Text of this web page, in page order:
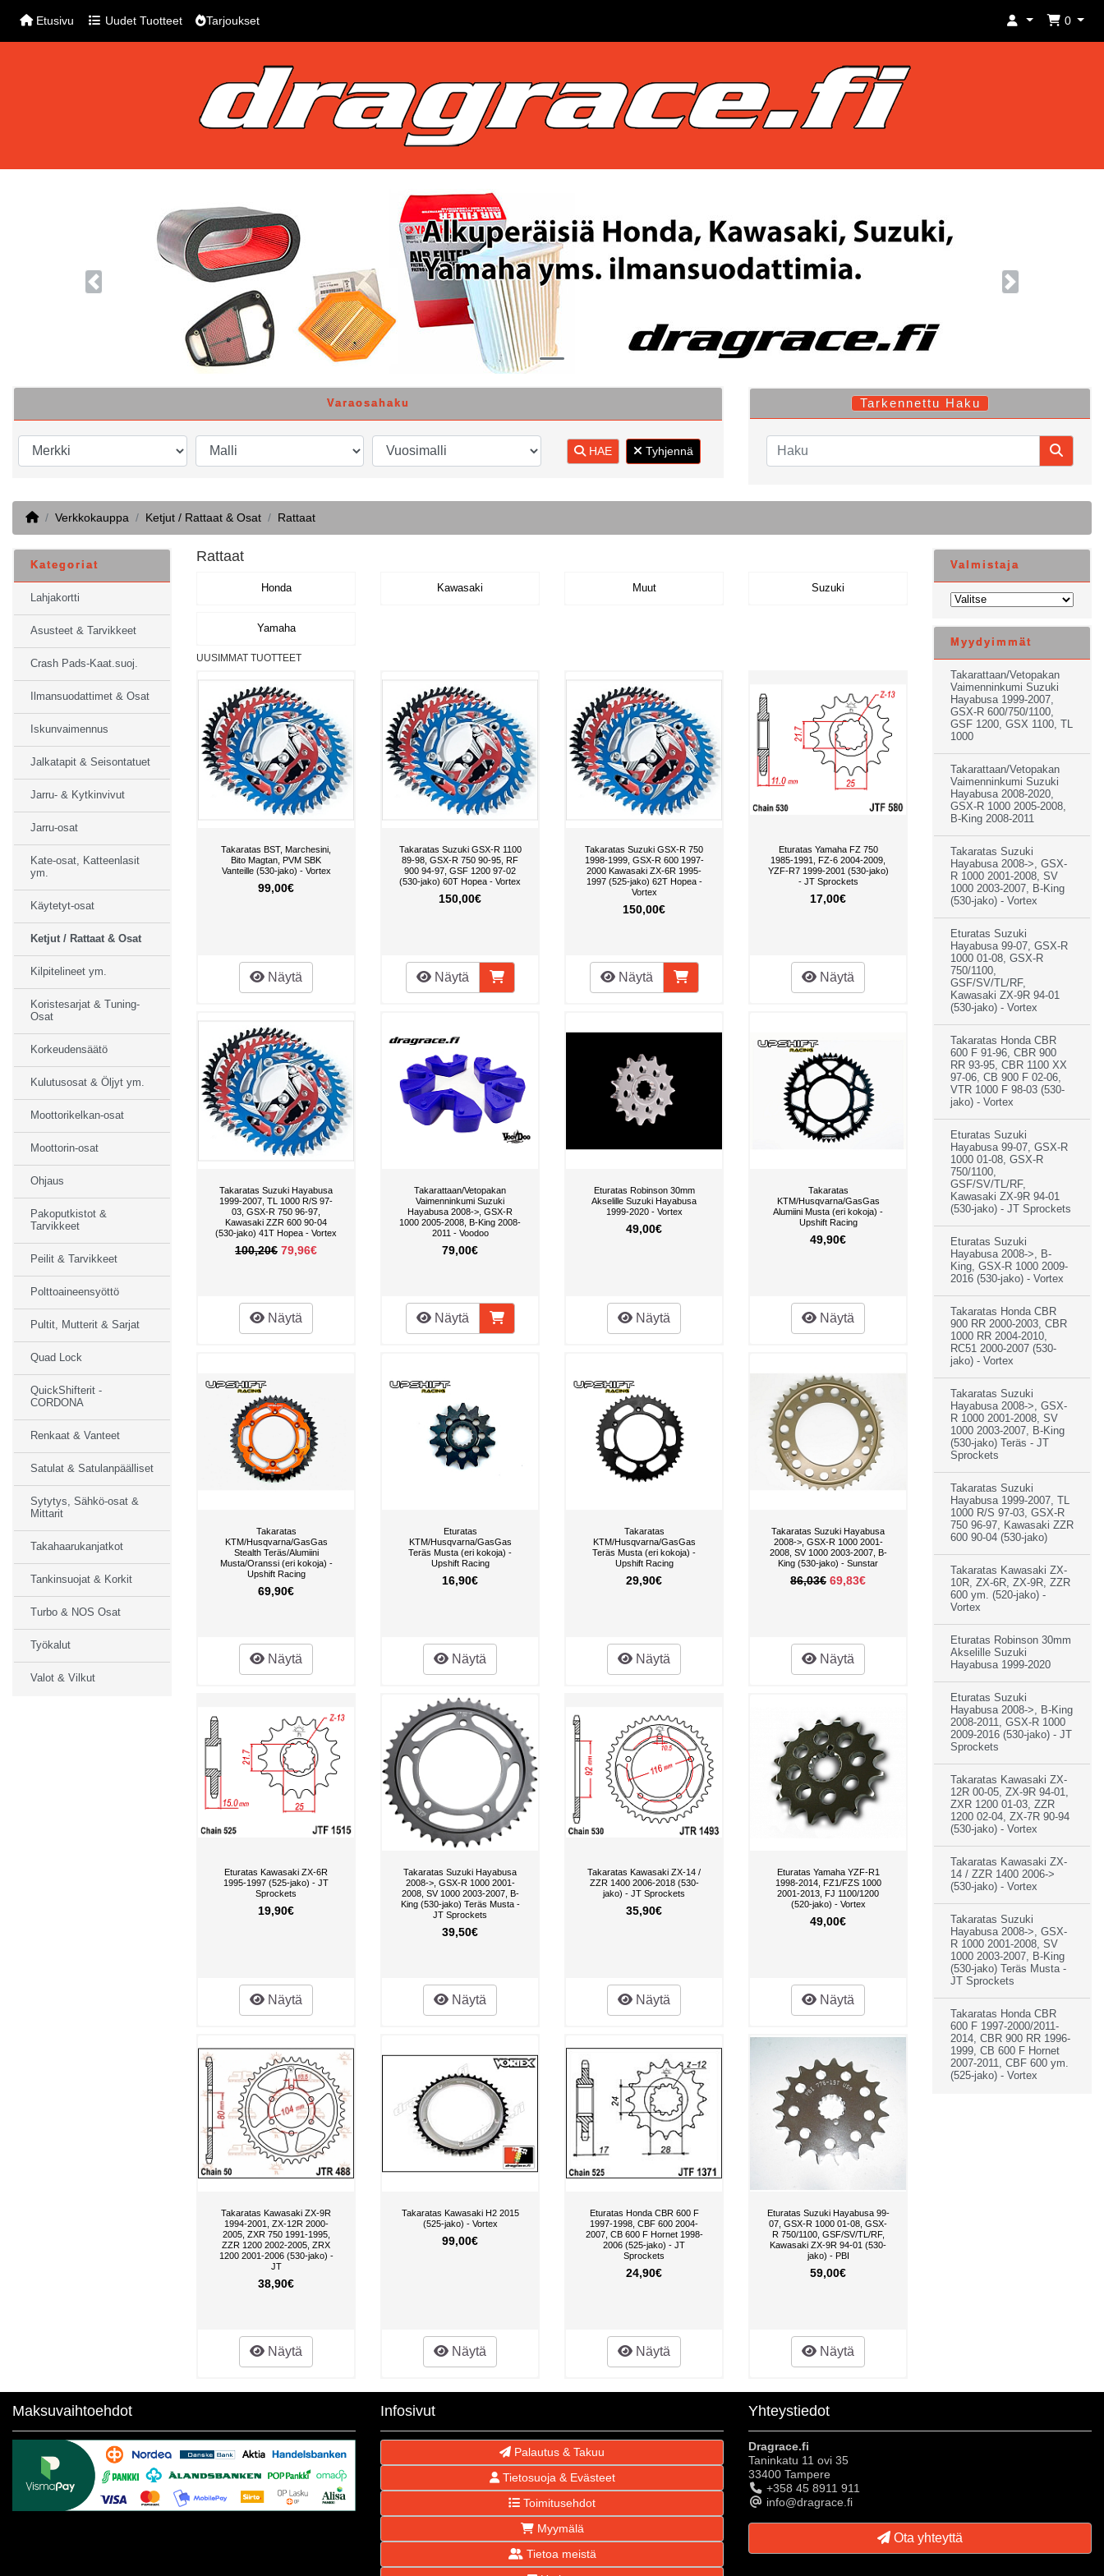
Etusivu Uudet Tuotteet Tarjoukset 0
Previous Next
Varaosahaku
HAE Tyhjennä
Tarkennettu Haku
HomeVerkkokauppa Ketjut / Rattaat & Osat Rattaat
Rattaat
Honda Kawasaki Muut Suzuki
Yamaha
UUSIMMAT TUOTTEET
Takaratas BST, Marchesini,
Bito Magtan, PVM SBK
Vanteille (530-jako) - Vortex
99,00€
Näytä
Takaratas Suzuki GSX-R 1100
89-98, GSX-R 750 90-95, RF
900 94-97, GSF 1200 97-02
(530-jako) 60T Hopea - Vortex
150,00€
Näytä
Takaratas Suzuki GSX-R 750
1998-1999, GSX-R 600 1997-
2000 Kawasaki ZX-6R 1995-
1997 (525-jako) 62T Hopea -
Vortex
150,00€
Näytä
Eturatas Yamaha FZ 750
1985-1991, FZ-6 2004-2009,
YZF-R7 1999-2001 (530-jako)
- JT Sprockets
17,00€
Näytä
Takaratas Suzuki Hayabusa
1999-2007, TL 1000 R/S 97-
03, GSX-R 750 96-97,
Kawasaki ZZR 600 90-04
(530-jako) 41T Hopea - Vortex
100,20€ 79,96€
Näytä
Takarattaan/Vetopakan
Vaimenninkumi Suzuki
Hayabusa 2008->, GSX-R
1000 2005-2008, B-King 2008-
2011 - Voodoo
79,00€
Näytä
Eturatas Robinson 30mm
Akselille Suzuki Hayabusa
1999-2020 - Vortex
49,00€
Näytä
Takaratas
KTM/Husqvarna/GasGas
Alumiini Musta (eri kokoja) -
Upshift Racing
49,90€
Näytä
Takaratas
KTM/Husqvarna/GasGas
Stealth Teräs/Alumiini
Musta/Oranssi (eri kokoja) -
Upshift Racing
69,90€
Näytä
Eturatas
KTM/Husqvarna/GasGas
Teräs Musta (eri kokoja) -
Upshift Racing
16,90€
Näytä
Takaratas
KTM/Husqvarna/GasGas
Teräs Musta (eri kokoja) -
Upshift Racing
29,90€
Näytä
Takaratas Suzuki Hayabusa
2008->, GSX-R 1000 2001-
2008, SV 1000 2003-2007, B-
King (530-jako) - Sunstar
86,03€ 69,83€
Näytä
Eturatas Kawasaki ZX-6R
1995-1997 (525-jako) - JT
Sprockets
19,90€
Näytä
Takaratas Suzuki Hayabusa
2008->, GSX-R 1000 2001-
2008, SV 1000 2003-2007, B-
King (530-jako) Teräs Musta -
JT Sprockets
39,50€
Näytä
Takaratas Kawasaki ZX-14 /
ZZR 1400 2006-2018 (530-
jako) - JT Sprockets
35,90€
Näytä
Eturatas Yamaha YZF-R1
1998-2014, FZ1/FZS 1000
2001-2013, FJ 1100/1200
(520-jako) - Vortex
49,00€
Näytä
Takaratas Kawasaki ZX-9R
1994-2001, ZX-12R 2000-
2005, ZXR 750 1991-1995,
ZZR 1200 2002-2005, ZRX
1200 2001-2006 (530-jako) -
JT
38,90€
Näytä
Takaratas Kawasaki H2 2015
(525-jako) - Vortex
99,00€
Näytä
Eturatas Honda CBR 600 F
1997-1998, CBF 600 2004-
2007, CB 600 F Hornet 1998-
2006 (525-jako) - JT
Sprockets
24,90€
Näytä
Eturatas Suzuki Hayabusa 99-
07, GSX-R 1000 01-08, GSX-
R 750/1100, GSF/SV/TL/RF,
Kawasaki ZX-9R 94-01 (530-
jako) - PBI
59,00€
Näytä
Kategoriat
Lahjakortti
Asusteet & Tarvikkeet
Crash Pads-Kaat.suoj.
Ilmansuodattimet & Osat
Iskunvaimennus
Jalkatapit & Seisontatuet
Jarru- & Kytkinvivut
Jarru-osat
Kate-osat, Katteenlasit
ym.
Käytetyt-osat
Ketjut / Rattaat & Osat
Kilpitelineet ym.
Koristesarjat & Tuning-
Osat
Korkeudensäätö
Kulutusosat & Öljyt ym.
Moottorikelkan-osat
Moottorin-osat
Ohjaus
Pakoputkistot &
Tarvikkeet
Peilit & Tarvikkeet
Polttoaineensyöttö
Pultit, Mutterit & Sarjat
Quad Lock
QuickShifterit -
CORDONA
Renkaat & Vanteet
Satulat & Satulanpäälliset
Sytytys, Sähkö-osat &
Mittarit
Takahaarukanjatkot
Tankinsuojat & Korkit
Turbo & NOS Osat
Työkalut
Valot & Vilkut
Valmistaja
Myydyimmät
Takarattaan/Vetopakan
Vaimenninkumi Suzuki
Hayabusa 1999-2007,
GSX-R 600/750/1100,
GSF 1200, GSX 1100, TL
1000
Takarattaan/Vetopakan
Vaimenninkumi Suzuki
Hayabusa 2008-2020,
GSX-R 1000 2005-2008,
B-King 2008-2011
Takaratas Suzuki
Hayabusa 2008->, GSX-
R 1000 2001-2008, SV
1000 2003-2007, B-King
(530-jako) - Vortex
Eturatas Suzuki
Hayabusa 99-07, GSX-R
1000 01-08, GSX-R
750/1100,
GSF/SV/TL/RF,
Kawasaki ZX-9R 94-01
(530-jako) - Vortex
Takaratas Honda CBR
600 F 91-96, CBR 900
RR 93-95, CBR 1100 XX
97-06, CB 900 F 02-06,
VTR 1000 F 98-03 (530-
jako) - Vortex
Eturatas Suzuki
Hayabusa 99-07, GSX-R
1000 01-08, GSX-R
750/1100,
GSF/SV/TL/RF,
Kawasaki ZX-9R 94-01
(530-jako) - JT Sprockets
Eturatas Suzuki
Hayabusa 2008->, B-
King, GSX-R 1000 2009-
2016 (530-jako) - Vortex
Takaratas Honda CBR
900 RR 2000-2003, CBR
1000 RR 2004-2010,
RC51 2000-2007 (530-
jako) - Vortex
Takaratas Suzuki
Hayabusa 2008->, GSX-
R 1000 2001-2008, SV
1000 2003-2007, B-King
(530-jako) Teräs - JT
Sprockets
Takaratas Suzuki
Hayabusa 1999-2007, TL
1000 R/S 97-03, GSX-R
750 96-97, Kawasaki ZZR
600 90-04 (530-jako)
Takaratas Kawasaki ZX-
10R, ZX-6R, ZX-9R, ZZR
600 ym. (520-jako) -
Vortex
Eturatas Robinson 30mm
Akselille Suzuki
Hayabusa 1999-2020
Eturatas Suzuki
Hayabusa 2008->, B-King
2008-2011, GSX-R 1000
2009-2016 (530-jako) - JT
Sprockets
Takaratas Kawasaki ZX-
12R 00-05, ZX-9R 94-01,
ZXR 1200 01-03, ZZR
1200 02-04, ZX-7R 90-94
(530-jako) - Vortex
Takaratas Kawasaki ZX-
14 / ZZR 1400 2006->
(530-jako) - Vortex
Takaratas Suzuki
Hayabusa 2008->, GSX-
R 1000 2001-2008, SV
1000 2003-2007, B-King
(530-jako) Teräs Musta -
JT Sprockets
Takaratas Honda CBR
600 F 1997-2000/2011-
2014, CBR 900 RR 1996-
1999, CB 600 F Hornet
2007-2011, CBF 600 ym.
(525-jako) - Vortex
Maksuvaihtoehdot Infosivut
Palautus & Takuu
Tietosuoja & Evästeet
Toimitusehdot
Myymälä
Tietoa meistä
Yhteystiedot
Dragrace.fi
Taninkatu 11 ovi 35
33400 Tampere
+358 45 8911 911
info@dragrace.fi
Ota yhteyttä